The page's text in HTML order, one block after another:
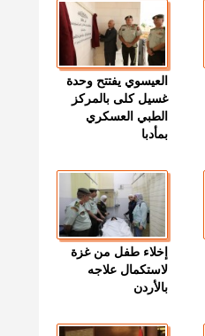
العيسوي يفتتح وحدة
غسيل كلى بالمركز
الطبي العسكري
بمأدبا
إخلاء طفل من غزة
لاستكمال علاجه
بالأردن